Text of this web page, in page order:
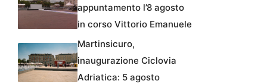
appuntamento l’8 agosto
in corso Vittorio Emanuele
Martinsicuro,
inaugurazione Ciclovia
Adriatica: 5 agosto